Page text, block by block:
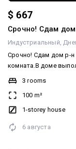
$ 667
Срочно! Сдам
Индустриальный
Срочно! Сдам дом р-
комната.В доме
крупных животных
09******70:06******23
3 rooms
100 m²
1-storey house
6 августа